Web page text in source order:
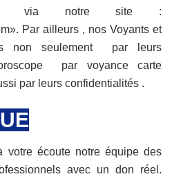
via notre site :
Par ailleurs , nos Voyants et
non seulement par leurs
par voyance carte
par leurs confidentialités .
votre écoute notre équipe des
avec un don réel.